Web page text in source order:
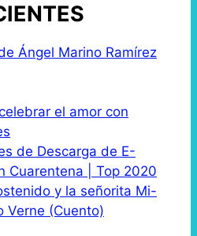
Ángel Marino Ramírez
el amor con
de Descarga de E-
Cuarentena | Top 2020
y la señorita Mi-
Verne (Cuento)